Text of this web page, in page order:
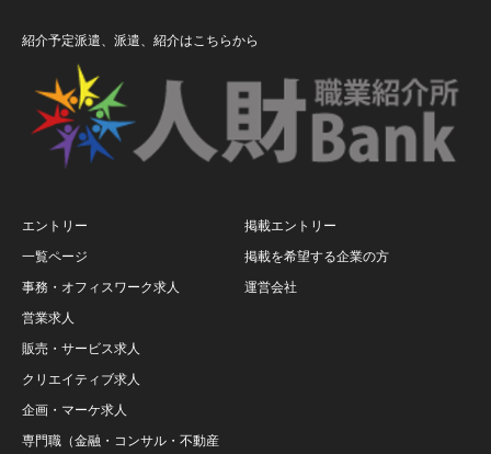
紹介予定派遣、派遣、紹介はこちらから
エントリー
一覧ページ
事務・オフィスワーク求人
営業求人
販売・サービス求人
クリエイティブ求人
企画・マーケ求人
専門職（金融・コンサル・不動産
掲載エントリー
掲載を希望する企業の方
運営会社